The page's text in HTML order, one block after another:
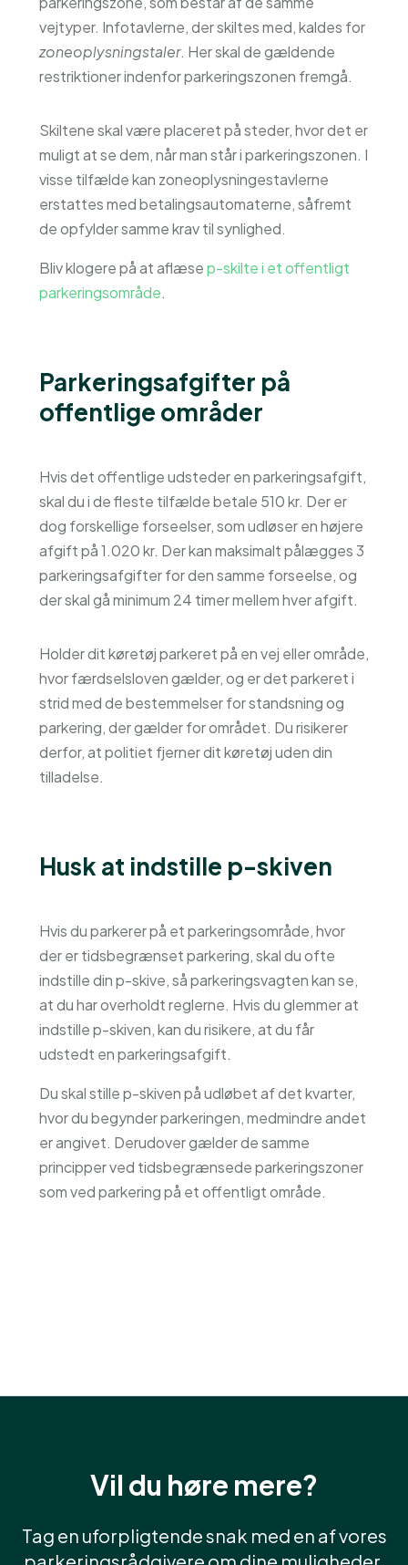
vejtyper. Infotavlerne, der skiltes med, kaldes for
zoneoplysningstaler. Her skal de gældende
restriktioner indenfor parkeringszonen fremgå.
Skiltene skal være placeret på steder, hvor det er
muligt at se dem, når man står i parkeringszonen. I
visse tilfælde kan zoneoplysningestavlerne
erstattes med betalingsautomaterne, såfremt
de opfylder samme krav til synlighed.
Bliv klogere på at aflæsep-skilte i et offentligt
parkeringsområde.
Parkeringsafgifter på
offentlige områder
Hvis det offentlige udsteder en parkeringsafgift,
skal du i de fleste tilfælde betale 510 kr. Der er
dog forskellige forseelser, som udløser en højere
afgift på 1.020 kr. Der kan maksimalt pålægges 3
parkeringsafgifter for den samme forseelse, og
der skal gå minimum 24 timer mellem hver afgift.
Holder dit køretøj parkeret på en vej eller område,
hvor færdselsloven gælder, og er det parkeret i
strid med de bestemmelser for standsning og
parkering, der gælder for området. Du risikerer
derfor, at politiet fjerner dit køretøj uden din
tilladelse.
Husk at indstille p-skiven
Hvis du parkerer på et parkeringsområde, hvor
der er tidsbegrænset parkering, skal du ofte
indstille din p-skive, så parkeringsvagten kan se,
at du har overholdt reglerne. Hvis du glemmer at
indstille p-skiven, kan du risikere, at du får
udstedt en parkeringsafgift.
Du skal stille p-skiven på udløbet af det kvarter,
hvor du begynder parkeringen, medmindre andet
er angivet. Derudover gælder de samme
principper ved tidsbegrænsede parkeringszoner
som ved parkering på et offentligt område.
Vil du høre mere?
Tag en uforpligtende snak med en af vores
parkeringsrådgivere om dine muligheder.